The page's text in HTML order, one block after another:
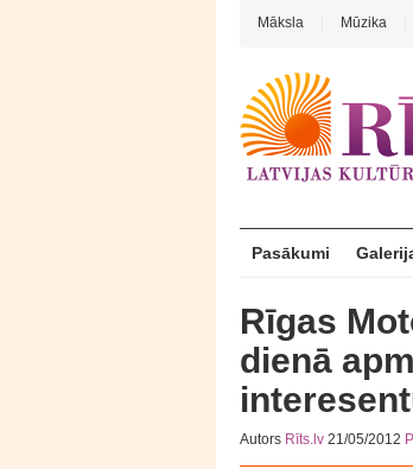
Māksla Mūzika
Pasākumi
Rīgas
dienā
Autors Rīts.lv 21/05/2012